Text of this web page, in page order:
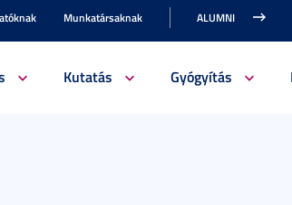
Munkatársaknak ALUMNI
Kutatás Gyógyítás